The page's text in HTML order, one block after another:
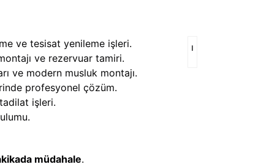
ı
ve tesisat yenileme işleri.
ve rezervuar tamiri.
ve modern musluk montajı.
profesyonel çözüm.
işleri.
müdahale.